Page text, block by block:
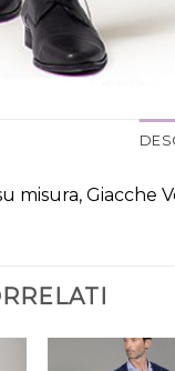
misura, Giacche